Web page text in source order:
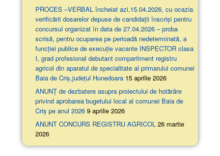
PROCES –VERBAL încheiat azi,15.04.2026, cu ocazia
verificării dosarelor depuse de candidații înscriși pentru
concursul organizat în data de 27.04.2026 – proba
scrisă, pentru ocuparea pe perioadă nedeterminată, a
funcției publice de execuție vacante INSPECTOR clasa
I, grad profesional debutant compartiment registru
agricol din aparatul de specialitate al primarului comunei
Baia de Criș,județul Hunedoara 15 aprilie 2026
ANUNȚ de dezbatere asupra proiectului de hotărâre
privind aprobarea bugetului local al comunei Baia de
Criș pe anul 2026 9 aprilie 2026
ANUNT CONCURS REGISTRU AGRICOL 26 martie
2026